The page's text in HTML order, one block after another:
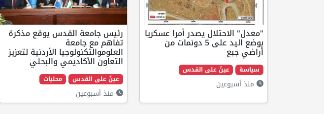
"معدل" الاحتلال يصدر أمرا عسكريا
بوضع اليد على 5 دونمات من
أراضي جبع
سياسة عينٌ على القدس
منذ أسبوعين
رئيس جامعة القدس يوقع مذكرة
تفاهم مع جامعة
العلوموالتكنولوجيا الأردنية لتعزيز
التعاون الأكاديمي والبحثي
عينٌ على القدس محليات
منذ أسبوعين